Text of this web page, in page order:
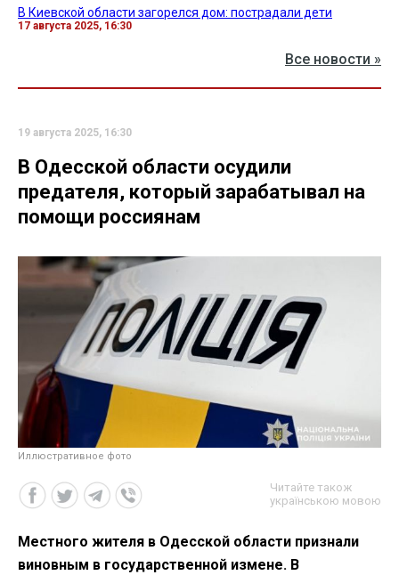
В Киевской области загорелся дом: пострадали дети
17 августа 2025, 16:30
Все новости »
19 августа 2025, 16:30
В Одесской области осудили
предателя, который зарабатывал на
помощи россиянам
Иллюстративное фото
Читайте також
українською мовою
Местного жителя в Одесской области признали
виновным в государственной измене. В